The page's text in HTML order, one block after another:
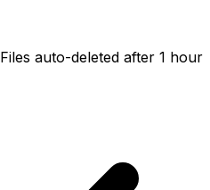
Files auto-deleted after 1 hour